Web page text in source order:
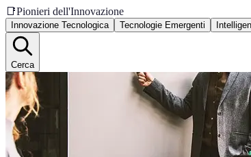
📑Pionieri dell'Innovazione
Innovazione Tecnologica Tecnologie Emergenti
Cerca